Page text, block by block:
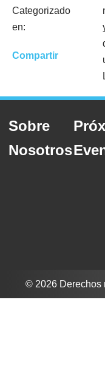
Categorizado
en:
Compartir
Sobre
Nosotros
© 2026 Derechos